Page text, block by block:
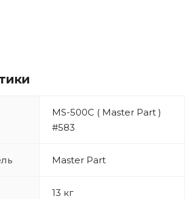
MS-500C ( Master Part )
#583
Master Part
13 кг